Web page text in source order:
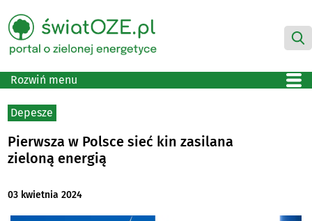
Rozwiń menu
Depesze
Pierwsza w Polsce sieć kin zasilana
zieloną energią
03 kwietnia 2024